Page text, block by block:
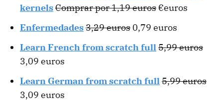
kernelsComprar por 1,19 euros €euros
Enfermedades3,29 euros 0,79 euros
Learn French from scratch full5,99 euros
3,09 euros
Learn German from scratch full5,99 euros
3,09 euros